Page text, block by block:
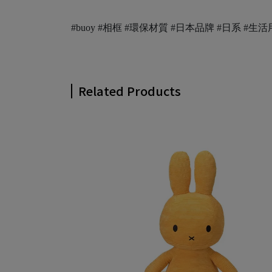
#buoy #相框 #環保材質 #日本品牌 #日系 #生活
Related Products